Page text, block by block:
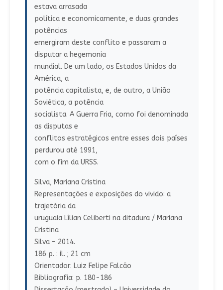
estava arrasada
política e economicamente, e duas grandes
potências
emergiram deste conflito e passaram a
disputar a hegemonia
mundial. De um lado, os Estados Unidos da
América, a
potência capitalista, e, de outro, a União
Soviética, a potência
socialista. A Guerra Fria, como foi denominada
as disputas e
conflitos estratégicos entre esses dois países
perdurou até 1991,
com o fim da URSS.
Silva, Mariana Cristina
Representações e exposições do vivido: a
trajetória da
uruguaia Lílian Celiberti na ditadura / Mariana
Cristina
Silva – 2014.
186 p. : il. ; 21 cm
Orientador: Luiz Felipe Falcão
Bibliografia: p. 180-186